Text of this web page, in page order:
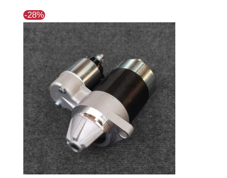
-28%
precio
original
$134.815.
precio
actual
$96.818.